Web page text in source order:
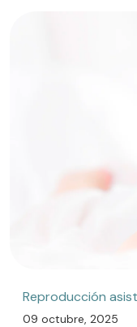
Reproducción
09 octubre, 2025